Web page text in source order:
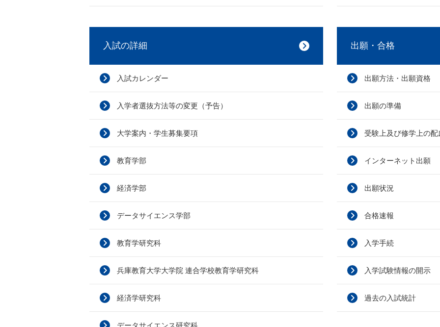
入試の詳細
入試カレンダー
入学者選抜方法等の変更（予告）
大学案内・学生募集要項
教育学部
経済学部
データサイエンス学部
教育学研究科
兵庫教育大学大学院 連合学校教育学研究科
経済学研究科
データサイエンス研究科
出願・合格
出願方法・出願資格
出願の準備
受験上及び修学上の
インターネット出願
出願状況
合格速報
入学手続
入学試験情報の開示
過去の入試統計